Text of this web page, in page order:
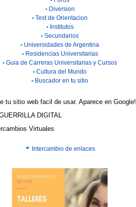
• Diversion
• Test de Orientacion
• Institutos
• Secundarios
• Universidades de Argentina
• Residencias Universitarias
• Guia de Carreras Universitarias y Cursos
• Cultura del Mundo
• Buscador en tu sitio
tu sitio web facil de usar. Aparece en Google!
DIGITAL
Virtuales
Intercambio de enlaces